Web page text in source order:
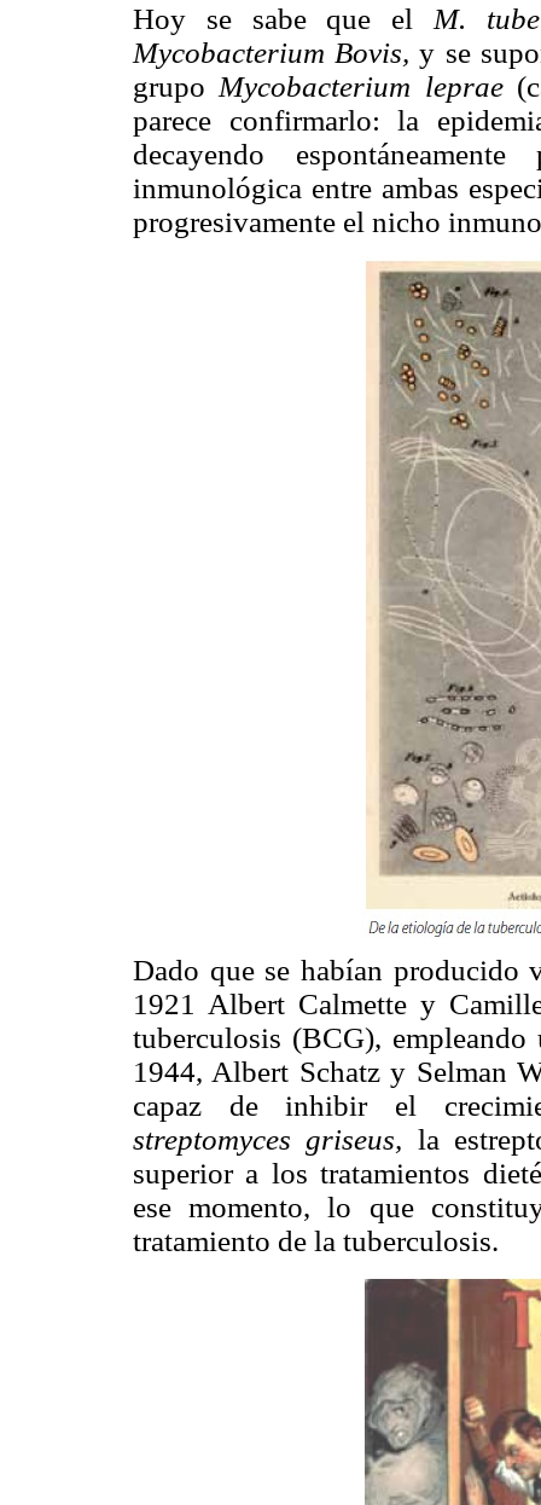
Hoy se sabe que el M.
Mycobacterium Bovis, y se
grupo Mycobacterium leprae
parece confirmarlo: la
decayendo
inmunológica entre ambas
progresivamente el nicho
Dado que se habían producido
1921 Albert Calmette y
tuberculosis (BCG),
1944, Albert Schatz y Selman
capaz de inhibir el
streptomyces griseus, la
superior a los tratamientos
ese momento, lo que
tratamiento de la tuberculosis.